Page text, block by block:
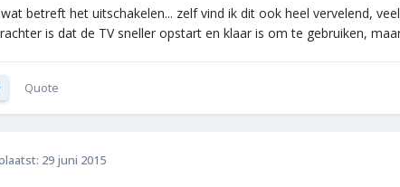
wat betreft het uitschakelen... zelf vind ik dit ook heel vervelend,
is dat de TV sneller opstart en klaar is om te gebruiken,
Quote
29 juni 2015